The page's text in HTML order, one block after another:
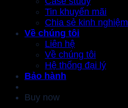
Tin khuyến mãi
Chia sẻ kinh nghiệm
Về chúng tôi
Liên hệ
Về chúng tôi
Hệ thống đại lý
Bảo hành
Buy now